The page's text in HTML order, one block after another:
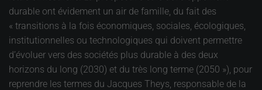
durable ont évidement un air de famille, du fait des
« transitions à la fois économiques, sociales, écologiques,
institutionnelles ou technologiques qui doivent permettre
d’évoluer vers des sociétés plus durable à des deux
horizons du long (2030) et du très long terme (2050 »), pour
reprendre les termes du Jacques Theys, responsable de la